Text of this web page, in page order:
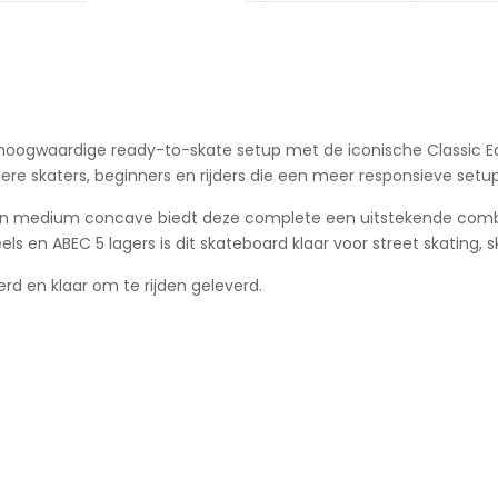
ready-to-skate setup met de iconische Classic
skaters, beginners en rijders die een meer responsieve
medium concave biedt deze complete een uitstekende
en ABEC 5 lagers is dit skateboard klaar voor street skating,
en klaar om te rijden geleverd.